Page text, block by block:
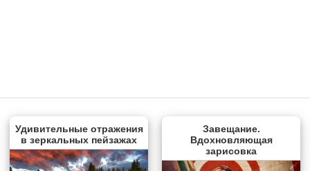
Удивительные отражения
в зеркальных пейзажах
Завещание.
Вдохновляющая
зарисовка